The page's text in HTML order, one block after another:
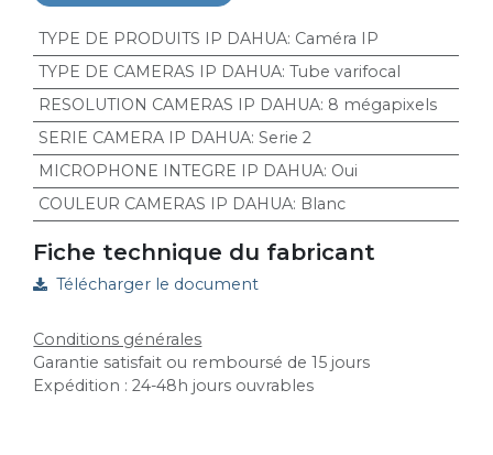
TYPE DE PRODUITS IP DAHUA: Caméra IP
TYPE DE CAMERAS IP DAHUA: Tube varifocal
RESOLUTION CAMERAS IP DAHUA: 8 mégapixels
SERIE CAMERA IP DAHUA: Serie 2
MICROPHONE INTEGRE IP DAHUA: Oui
COULEUR CAMERAS IP DAHUA: Blanc
Fiche technique du fabricant
Télécharger le document
Conditions générales
Garantie satisfait ou remboursé de 15 jours
Expédition : 24-48h jours ouvrables